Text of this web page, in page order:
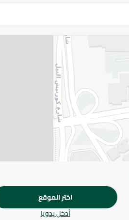
اضف للعربة
التفاصيل
حمص الضحى مختار بعناية وغني
والشوربات والطواجن والوصفات
يرجى الملاحظة:
طفيف. قد يتغير التعبئة بناءً على
المواصفات
براند
اختر الموقع
أدخل يدويا